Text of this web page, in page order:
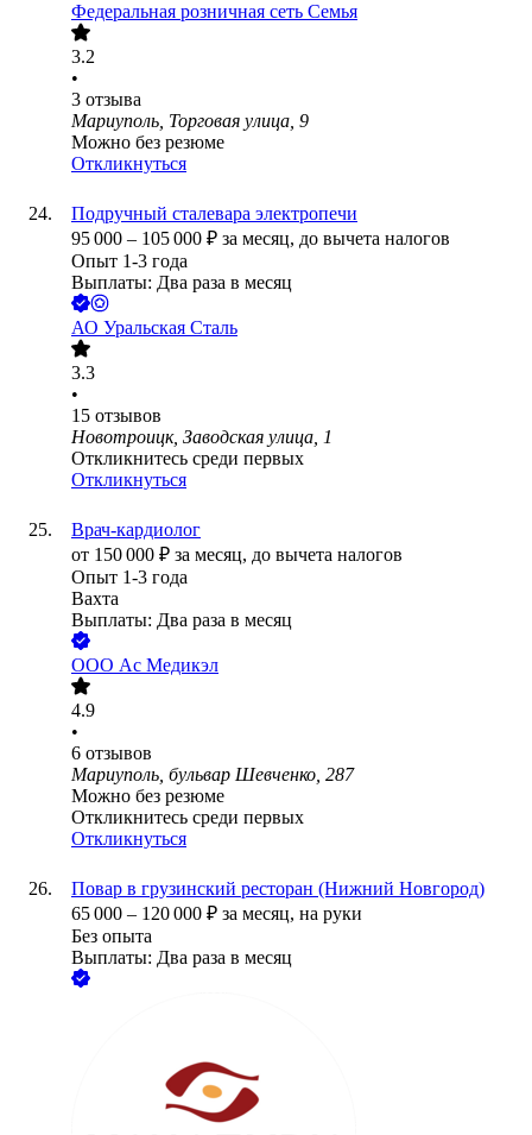
Федеральная розничная сеть Семья
3.2
•
3 отзыва
Мариуполь, Торговая улица, 9
Можно без резюме
Откликнуться
Подручный сталевара электропечи
95 000 – 105 000 ₽ за месяц, до вычета налогов
Опыт 1-3 года
Выплаты: Два раза в месяц
АО Уральская Сталь
3.3
•
15 отзывов
Новотроицк, Заводская улица, 1
Откликнитесь среди первых
Откликнуться
Врач-кардиолог
от 150 000 ₽ за месяц, до вычета налогов
Опыт 1-3 года
Вахта
Выплаты: Два раза в месяц
ООО Ас Медикэл
4.9
•
6 отзывов
Мариуполь, бульвар Шевченко, 287
Можно без резюме
Откликнитесь среди первых
Откликнуться
Повар в грузинский ресторан (Нижний Новгород)
65 000 – 120 000 ₽ за месяц, на руки
Без опыта
Выплаты: Два раза в месяц